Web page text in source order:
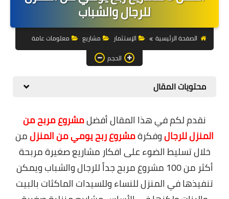
التجارة الالكترونية
التسويق
التداول
الهاتف
المواقع
زيادة متابعين
العملات المشفرة
للرجال والشباب
الصفحة الرئيسية الإستثمار مشاريع
معلومات عامة
الحجم
محتويات المقال
نقدم لكم في هذا المقال أفضلمشروع مربح من
المنزل للرجالوفكرةمشروع ربح يومي من المنزلمن
خلال تسليط الضوء على افكار مشاريع صغيرة مربحة
أكثر من 100 مشروع مربح جداً للرجال والشباب ويمكن
تنفيذها في المنزل للنساء وللسيدات الماكثات بالبيت